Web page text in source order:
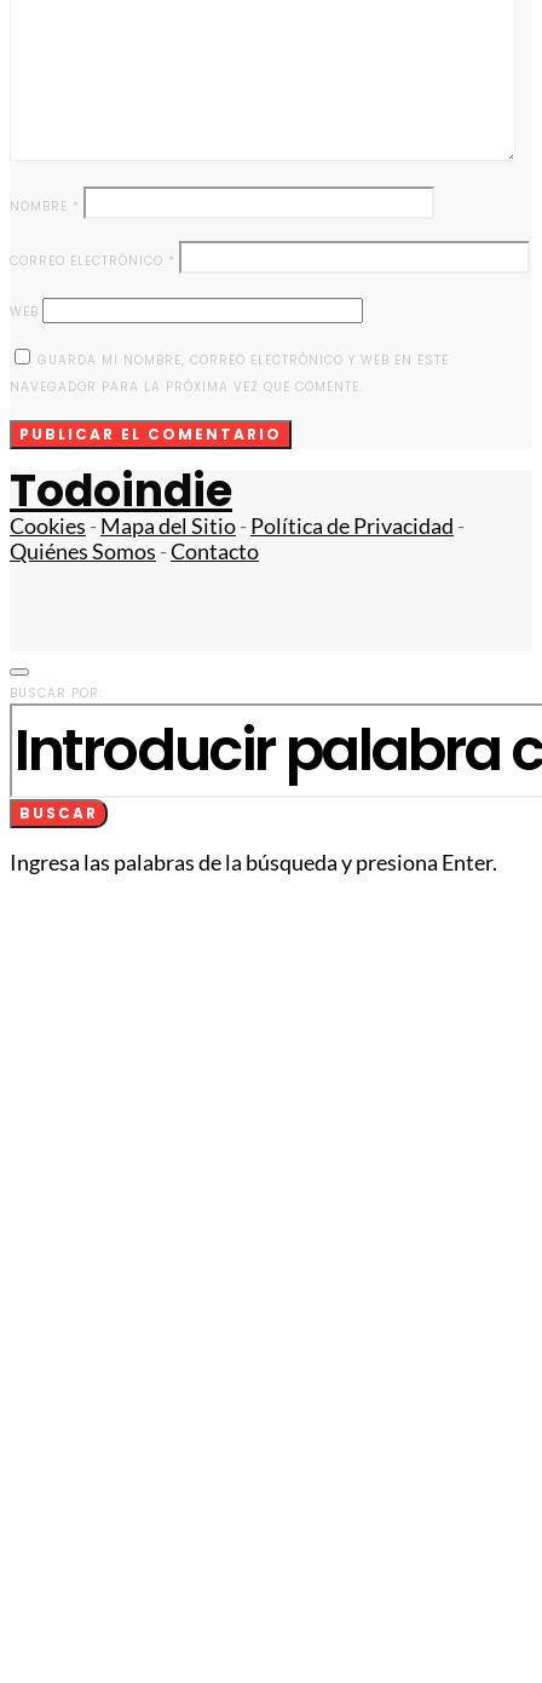
NOMBRE *
CORREO ELECTRÓNICO *
WEB
GUARDA MI NOMBRE, CORREO ELECTRÓNICO Y WEB EN ESTE
NAVEGADOR PARA LA PRÓXIMA VEZ QUE COMENTE.
Todoindie
Cookies -Mapa del Sitio-Política de Privacidad -
Quiénes Somos -Contacto
BUSCAR POR:
BUSCAR
Ingresa las palabras de la búsqueda y presiona Enter.